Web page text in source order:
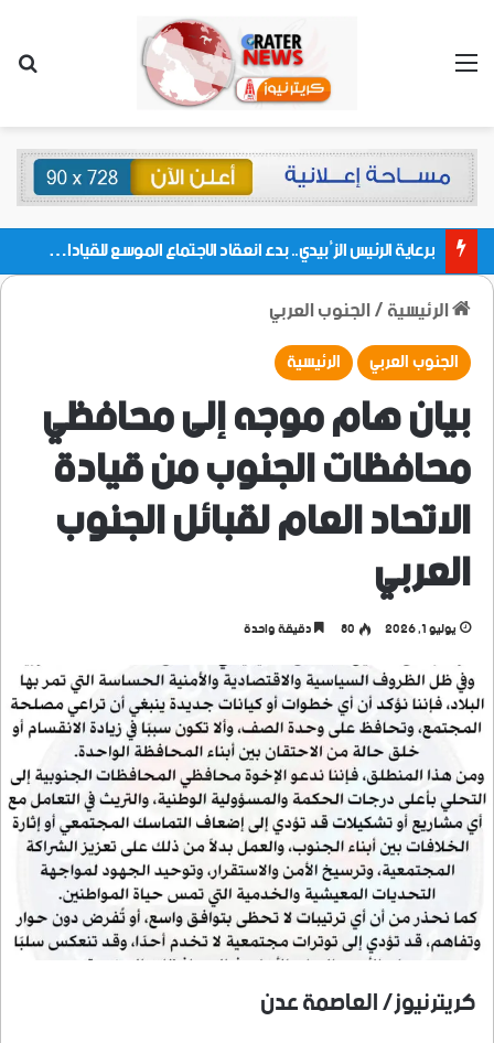
القائمة
برعاية الرئيس الزُبيدي.. بدء انعقاد الاجتماع الموسع للقيادات المحلية بالعاصمة ولمديريات وكتل مجلس العموم ومنسقيات الجامعة بالعاصمة عدن
الرئيسية/الجنوب العربي
الجنوب العربي الرئيسية
بيان هام موجه إلى محافظي
محافظات الجنوب من قيادة
الاتحاد العام لقبائل الجنوب
العربي
يوليو 1, 2026 80 دقيقة واحدة
كريترنيوز/ العاصمة عدن